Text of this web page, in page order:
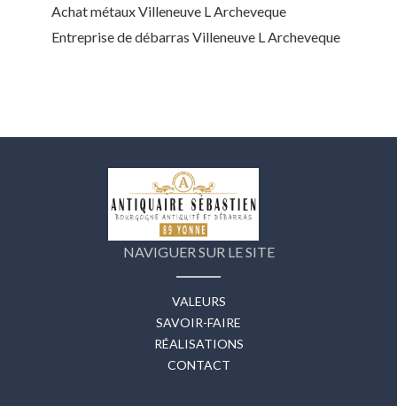
Achat métaux Villeneuve L Archeveque
Entreprise de débarras Villeneuve L Archeveque
NAVIGUER SUR LE SITE
VALEURS
SAVOIR-FAIRE
RÉALISATIONS
CONTACT